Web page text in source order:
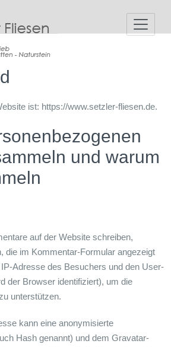
ist: https://www.setzler-fliesen.de.
und warum
auf der Website schreiben,
die im Kommentar-Formular angezeigt
Adresse des Besuchers und den User-
der Browser identifiziert), um die
unterstützen.
kann eine anonymisierte
Hash genannt) und dem Gravatar-